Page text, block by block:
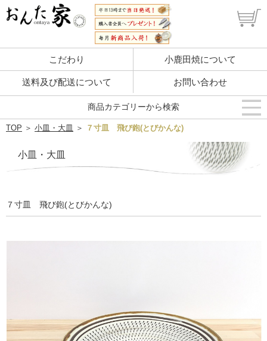
こだわり 小鹿田焼について
送料及び配送について お問い合わせ
TOP ＞ 小皿・大皿 ＞ ７寸皿 飛び鉋(とびかんな)
小皿・大皿
７寸皿 飛び鉋(とびかんな)
商品カテゴリーから検索